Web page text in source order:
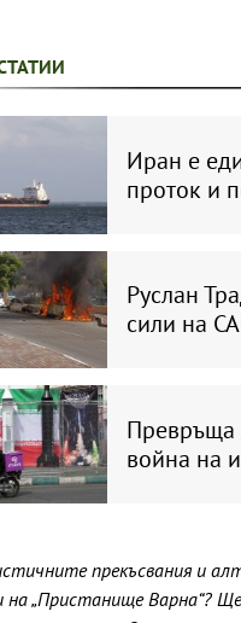
Иран е
проток и
Руслан
сили на
Превръща
война на
прекъсвания и
„Пристанище Варна“?